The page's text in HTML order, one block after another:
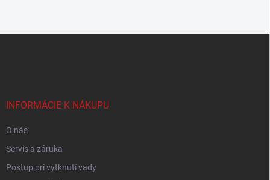
INFORMÁCIE K NÁKUPU
O nás
Servis a záruka
Postup pri vytknutí vady